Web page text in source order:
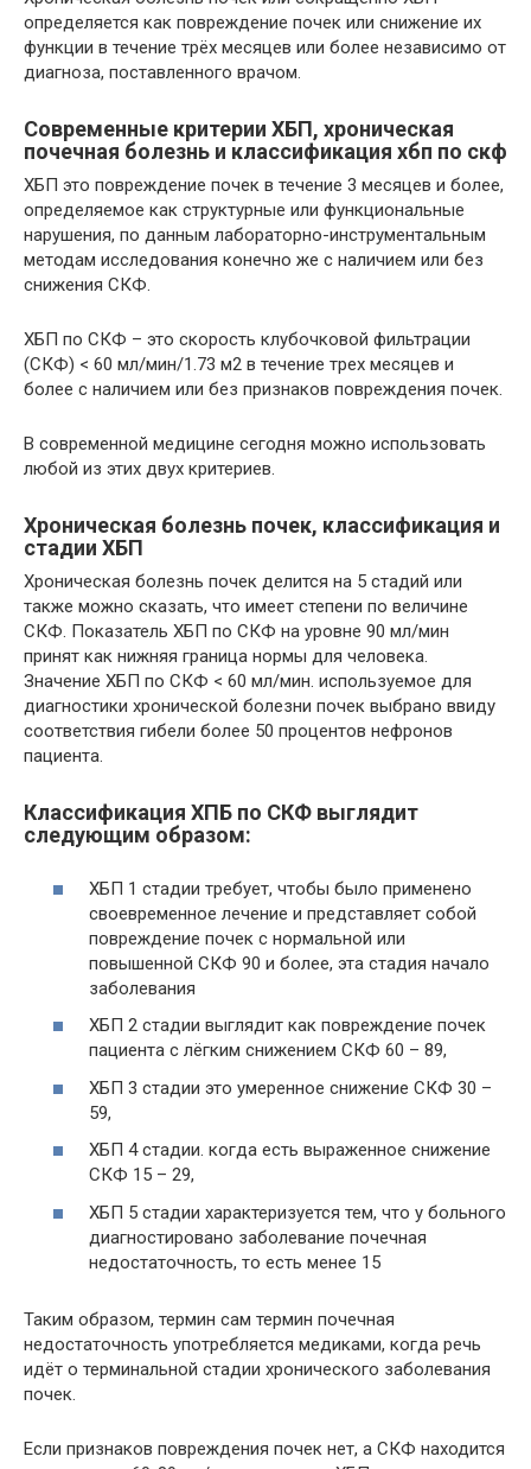
определяется как повреждение почек или снижение их
функции в течение трёх месяцев или более независимо от
диагноза, поставленного врачом.
Современные критерии ХБП, хроническая
почечная болезнь и классификация хбп по скф
ХБП это повреждение почек в течение 3 месяцев и более,
определяемое как структурные или функциональные
нарушения, по данным лабораторно-инструментальным
методам исследования конечно же с наличием или без
снижения СКФ.
ХБП по СКФ – это скорость клубочковой фильтрации
(СКФ) < 60 мл/мин/1.73 м2 в течение трех месяцев и
более с наличием или без признаков повреждения почек.
В современной медицине сегодня можно использовать
любой из этих двух критериев.
Хроническая болезнь почек, классификация и
стадии ХБП
Хроническая болезнь почек делится на 5 стадий или
также можно сказать, что имеет степени по величине
СКФ. Показатель ХБП по СКФ на уровне 90 мл/мин
принят как нижняя граница нормы для человека.
Значение ХБП по СКФ < 60 мл/мин. используемое для
диагностики хронической болезни почек выбрано ввиду
соответствия гибели более 50 процентов нефронов
пациента.
Классификация ХПБ по СКФ выглядит
следующим образом:
ХБП 1 стадии требует, чтобы было применено
своевременное лечение и представляет собой
повреждение почек с нормальной или
повышенной СКФ 90 и более, эта стадия начало
заболевания
ХБП 2 стадии выглядит как повреждение почек
пациента с лёгким снижением СКФ 60 – 89,
ХБП 3 стадии это умеренное снижение СКФ 30 –
59,
ХБП 4 стадии. когда есть выраженное снижение
СКФ 15 – 29,
ХБП 5 стадии характеризуется тем, что у больного
диагностировано заболевание почечная
недостаточность, то есть менее 15
Таким образом, термин сам термин почечная
недостаточность употребляется медиками, когда речь
идёт о терминальной стадии хронического заболевания
почек.
Если признаков повреждения почек нет, а СКФ находится